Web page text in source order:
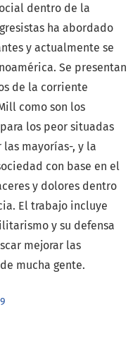
dentro de la
ha abordado
y actualmente se
Se presentan
de la corriente
como son los
los peor situadas
mayorías-, y la
con base en el
y dolores dentro
El trabajo incluye
y su defensa
mejorar las
mucha gente.